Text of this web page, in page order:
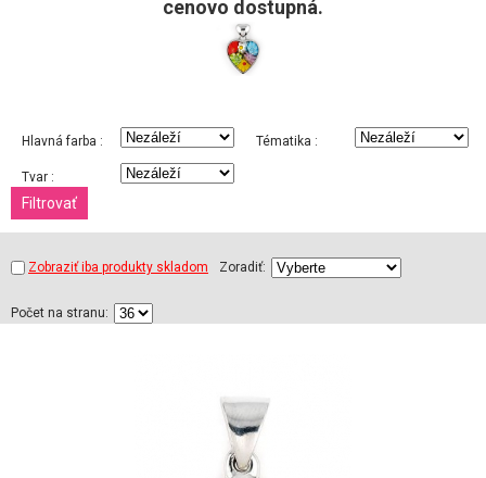
cenovo dostupná.
Hlavná farba : Tématika :
Tvar :
Zobraziť iba produkty skladom Zoradiť:
Počet na stranu: